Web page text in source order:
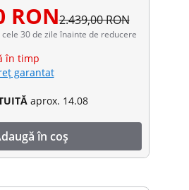
RON2.439,00 RON
30 de zile înainte de reducere
în timp
garantat
aprox. 14.08
în coș